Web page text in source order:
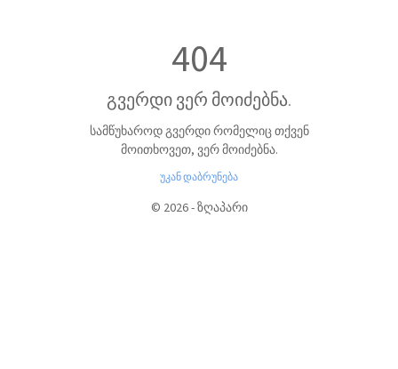
404
გვერდი ვერ მოიძებნა.
სამწუხაროდ გვერდი რომელიც თქვენ
მოითხოვეთ, ვერ მოიძებნა.
უკან დაბრუნება
© 2026-ზღაპარი